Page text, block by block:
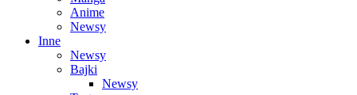
Anime
Newsy
Inne
Newsy
Bajki
Newsy